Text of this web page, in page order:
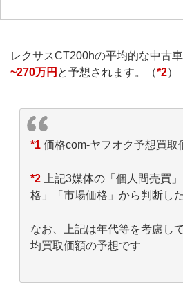
レクサスCT200hの平均的な中古車
~270万円 と予想されます。（*2）
*1価格com-ヤフオク予想買取
*2上記3媒体の「個人間売買
格」「市場価格」から判断し
なお、上記は年代等を考慮し
均買取価額の予想です